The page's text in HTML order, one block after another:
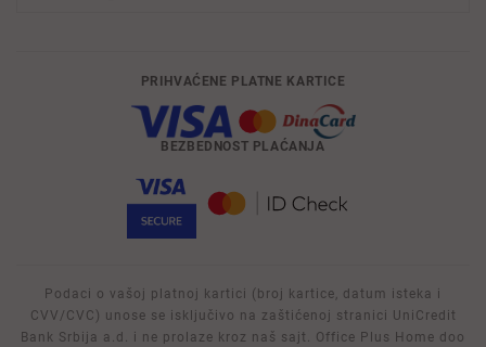
PRIHVAĆENE PLATNE KARTICE
BEZBEDNOST PLAĆANJA
Podaci o vašoj platnoj kartici (broj kartice, datum isteka i
CVV/CVC) unose se isključivo na zaštićenoj stranici UniCredit
Bank Srbija a.d. i ne prolaze kroz naš sajt. Office Plus Home doo